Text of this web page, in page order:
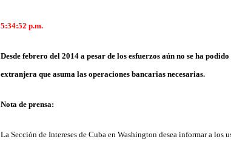
5:34:52 p.m.
Desde febrero del 2014 a pesar de los esfuerzos aún no se ha
extranjera que asuma las operaciones bancarias necesarias.
Nota de prensa:
La Sección de Intereses de Cuba en Washington desea informar a los